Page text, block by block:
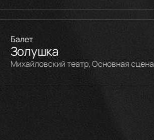
Балет
Золушка
Михайловский театр, Основная сцена